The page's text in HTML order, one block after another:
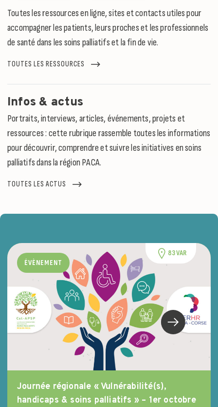
Toutes les ressources en ligne, sites et contacts utiles pour
accompagner les patients, leurs proches et les professionnels
de santé dans les soins palliatifs et la fin de vie.
TOUTES LES RESSOURCES
Infos & actus
Portraits, interviews, articles, événements, projets et
ressources : cette rubrique rassemble toutes les informations
pour découvrir, comprendre et suivre les initiatives en soins
palliatifs dans la région PACA.
TOUTES LES ACTUS
ÉVÈNEMENT
83 VAR
Journée régionale « Vulnérabilité(s),
handicaps & soins palliatifs » – 1er octobre